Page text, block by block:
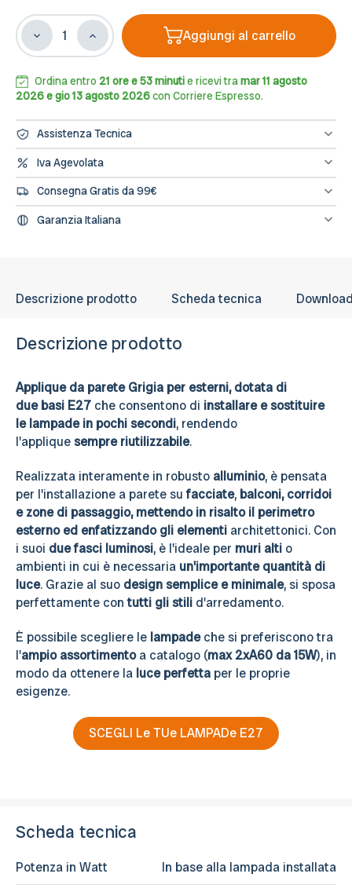
Diminuisci
la
di
Applique
Bidirezionale
XL,
Con
basi
E27
Aumenta
la
di
Applique
Bidirezionale
XL,
IP54,
Con
2
basi
E27
Aggiungi al carrello
Ordina entro 21 ore e 53 minutie ricevi tramar 11 agosto
2026 e gio 13 agosto 2026con Corriere Espresso.
Assistenza Tecnica
oppure scrivici una mail a info@leddiretto.it
Iva Agevolata
concludere l'ordine direttamente dal sito segnalandolo nelle note
dell'ordine e provvederemo a fatturare e rettificare il pagamento
Consegna Gratis da 99€
Garanzia Italiana
Descrizione prodotto Scheda tecnica
Scheda tecnica
Potenza in Watt In base alla lampada installata
Descrizione prodotto
Applique da parete Grigia per esterni, dotata di
duebasi E27 che consentono di installare e sostituire
le lampade in pochi secondi, rendendo
l'appliquesempre riutilizzabile.
Realizzata interamente in robusto alluminio, è pensata
per l'installazione a parete sufacciate, balconi, corridoi
e zone di passaggio, mettendo in risalto il perimetro
esterno ed enfatizzando gli elementi architettonici. Con
i suoi due fasci luminosi, è l'ideale per muri alti o
ambienti in cui è necessaria un'importante quantità di
luce. Grazie al suo design semplice e minimale, si sposa
perfettamente contutti gli stili d'arredamento.
È possibile scegliere le lampadeche si preferiscono tra
l'ampio assortimentoa catalogo (max 2xA60 da 15W), in
modo da ottenere la luce perfetta per le proprie
esigenze.
SCEGLI Le TUe LAMPADe E27